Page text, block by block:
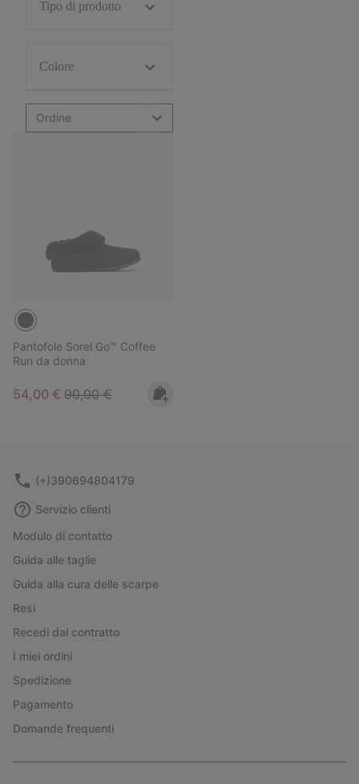
Tipo di prodotto
Colore
Ordine
Pantofole Sorel Go™ Coffee
Run da donna
Sale price:
54,00 € Regular price:
90,00 €
(+)390694804179
Servizio clienti
Modulo di contatto
Guida alle taglie
Guida alla cura delle scarpe
Resi
Recedi dal contratto
I miei ordini
Spedizione
Pagamento
Domande frequenti